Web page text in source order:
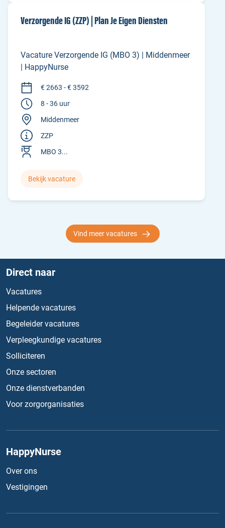
Verzorgende IG (ZZP) | Plan Je Eigen Diensten
Vacature Verzorgende IG (MBO 3) | Middenmeer
| HappyNurse
€ 2663 - € 3592
8 - 36 uur
Middenmeer
ZZP
MBO 3...
Bekijk vacature
Vind meer vacatures
Direct naar
Vacatures
Helpende vacatures
Begeleider vacatures
Verpleegkundige vacatures
Solliciteren
Onze sectoren
Onze dienstverbanden
Voor zorgorganisaties
HappyNurse
Over ons
Vestigingen